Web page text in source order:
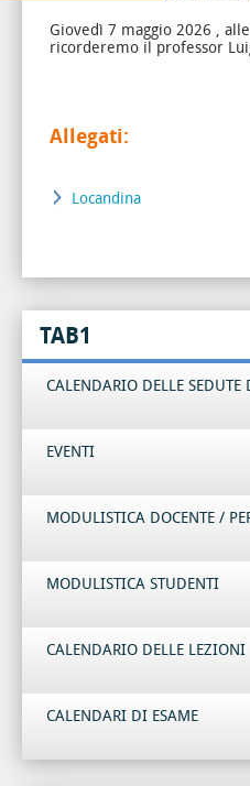
Giovedì 7 maggio 2026 ,
ricorderemo il professor
Allegati:
Locandina
TAB1
CALENDARIO DELLE SEDUTE
EVENTI
MODULISTICA DOCENTE /
MODULISTICA STUDENTI
CALENDARIO DELLE LEZIONI
CALENDARI DI ESAME